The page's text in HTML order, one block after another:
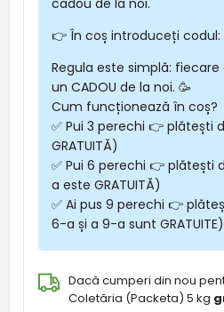
👉 În coș introduceți codul:
Regula este simplă:
un CADOU de la noi. 🥳
Cum funcționează în coș?
✅ Pui 3 perechi 👉 plătești
GRATUITĂ)
✅ Pui 6 perechi 👉 plătești
a este GRATUITĂ)
✅ Ai pus 9 perechi 👉
6-a și a 9-a sunt GRATUITE)
Dacă cumperi din nou
Coletăria (Packeta) 5 kg